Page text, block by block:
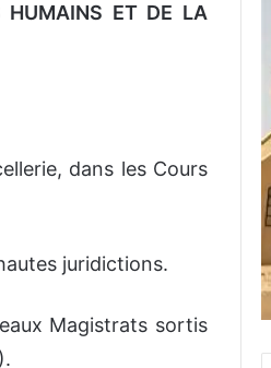
HUMAINS ET DE LA
dans les Cours
juridictions.
Magistrats sortis